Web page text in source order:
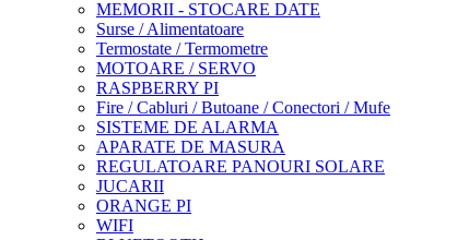
MEMORII - STOCARE DATE
Surse / Alimentatoare
Termostate / Termometre
MOTOARE / SERVO
RASPBERRY PI
Fire / Cabluri / Butoane / Conectori / Mufe
SISTEME DE ALARMA
APARATE DE MASURA
REGULATOARE PANOURI SOLARE
JUCARII
ORANGE PI
WIFI